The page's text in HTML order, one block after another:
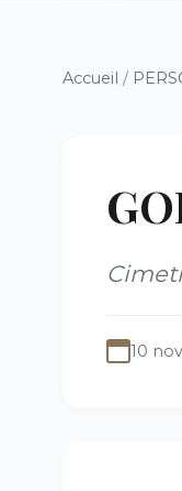
Accueil /
10